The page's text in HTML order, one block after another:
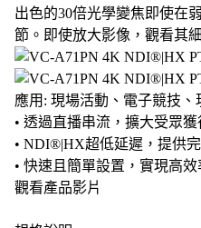
出色的30倍光學變焦即使在
節。即使放大影像，觀看其
應用: 現場活動、電子競技
• 透過直播串流，擴大受眾
• NDI®|HX超低延遲，提供
• 快速且簡單設置，實現高
觀看產品影片